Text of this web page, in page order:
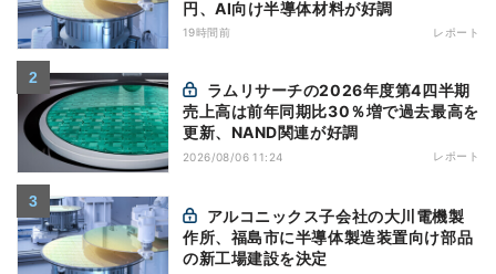
円、AI向け半導体材料が好調
19時間前 レポート
売上高は前年同期比30％増で過去最高を
更新、NAND関連が好調
2026/08/06 11:24 レポート
作所、福島市に半導体製造装置向け部品
の新工場建設を決定